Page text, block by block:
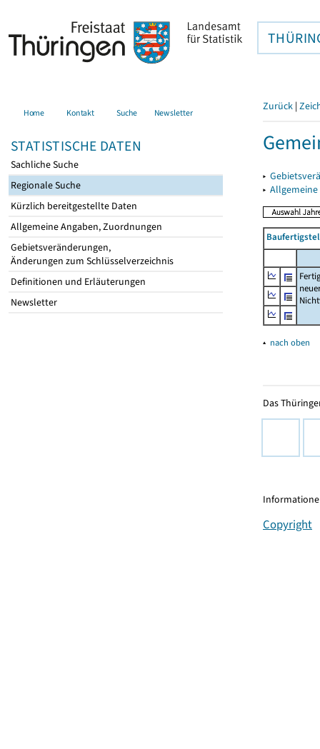
Home Kontakt Suche Newsletter
STATISTISCHE DATEN
Sachliche Suche
Regionale Suche
Kürzlich bereitgestellte Daten
Allgemeine Angaben, Zuordnungen
Gebietsveränderungen,
Änderungen zum Schlüsselverzeichnis
Definitionen und Erläuterungen
Newsletter
Zurück |
▸
▸
▴ nach oben
Das
Copyright